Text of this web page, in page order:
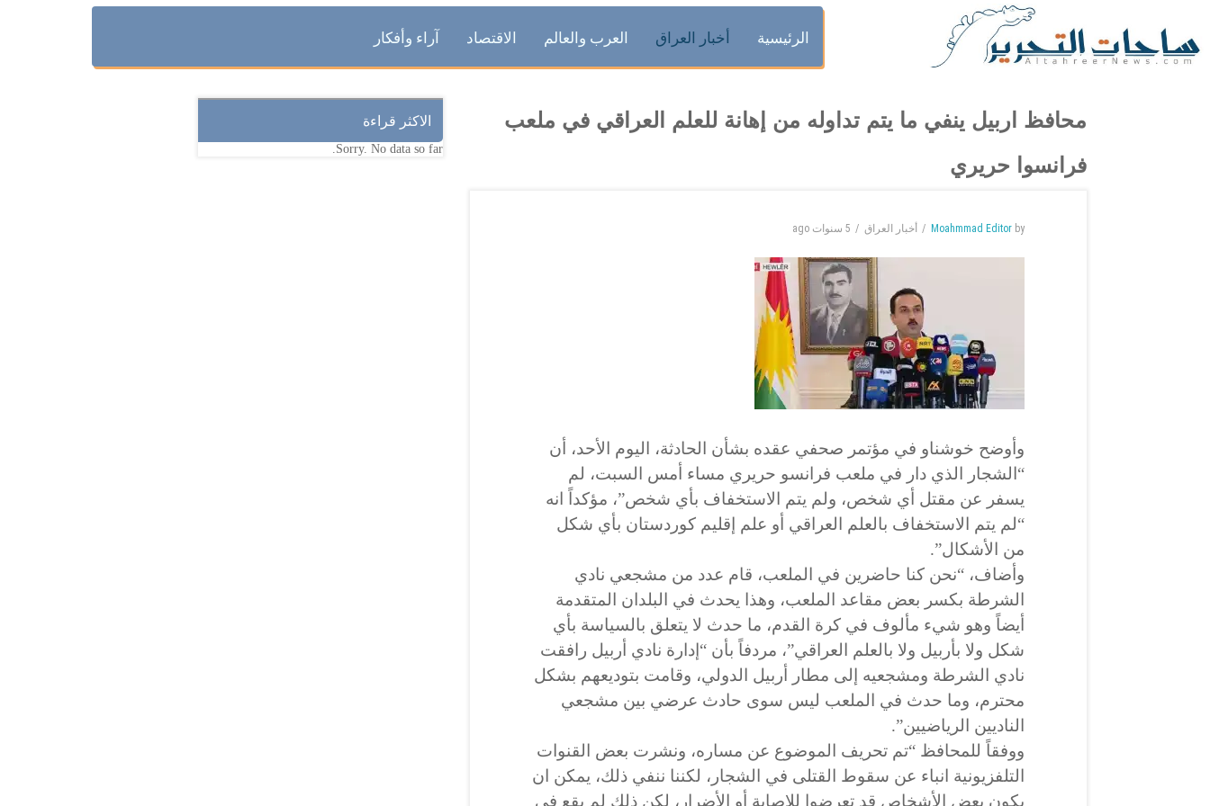
الرئيسية أخبار العراق العرب والعالم الاقتصاد آراء وأفكار
محافظ اربيل ينفي ما يتم تداوله من إهانة للعلم العراقي في ملعب
فرانسوا حريري
by
Moahmmad Editor أخبار العراق 5 سنوات ago
وأوضح خوشناو في مؤتمر صحفي عقده بشأن الحادثة، اليوم الأحد، أن
“الشجار الذي دار في ملعب فرانسو حريري مساء أمس السبت، لم
يسفر عن مقتل أي شخص، ولم يتم الاستخفاف بأي شخص”، مؤكداً انه
“لم يتم الاستخفاف بالعلم العراقي أو علم إقليم كوردستان بأي شكل
من الأشكال”.
وأضاف، “نحن كنا حاضرين في الملعب، قام عدد من مشجعي نادي
الشرطة بكسر بعض مقاعد الملعب، وهذا يحدث في البلدان المتقدمة
أيضاً وهو شيء مألوف في كرة القدم، ما حدث لا يتعلق بالسياسة بأي
شكل ولا بأربيل ولا بالعلم العراقي”، مردفاً بأن “إدارة نادي أربيل رافقت
نادي الشرطة ومشجعيه إلى مطار أربيل الدولي، وقامت بتوديعهم بشكل
محترم، وما حدث في الملعب ليس سوى حادث عرضي بين مشجعي
الناديين الرياضيين”.
ووفقاً للمحافظ “تم تحريف الموضوع عن مساره، ونشرت بعض القنوات
التلفزيونية انباء عن سقوط القتلى في الشجار، لكننا ننفي ذلك، يمكن ان
يكون بعض الأشخاص قد تعرضوا للإصابة أو الأضرار، لكن ذلك لم يقع في
الاكثر قراءة
Sorry. No data so far.